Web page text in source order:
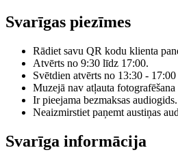
Svarīgas piezīmes
Rādiet savu QR kodu klienta
Atvērts no 9:30 līdz 17:00.
Svētdien atvērts no 13:30 - 17:00
Muzejā nav atļauta
Ir pieejama bezmaksas audiogids.
Neaizmirstiet paņemt austiņas
Svarīga informācija